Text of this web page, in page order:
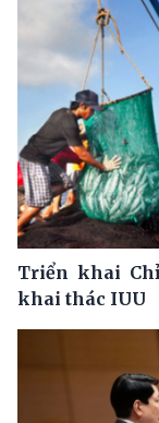
Triển khai
khai thác IUU